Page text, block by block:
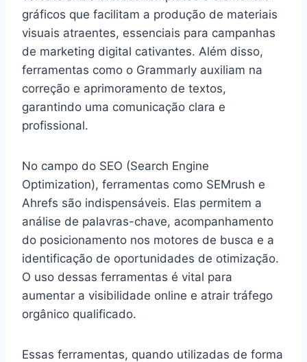
gráficos que facilitam a produção de materiais
visuais atraentes, essenciais para campanhas
de marketing digital cativantes. Além disso,
ferramentas como o Grammarly auxiliam na
correção e aprimoramento de textos,
garantindo uma comunicação clara e
profissional.
No campo do SEO (Search Engine
Optimization), ferramentas como SEMrush e
Ahrefs são indispensáveis. Elas permitem a
análise de palavras-chave, acompanhamento
do posicionamento nos motores de busca e a
identificação de oportunidades de otimização.
O uso dessas ferramentas é vital para
aumentar a visibilidade online e atrair tráfego
orgânico qualificado.
Essas ferramentas, quando utilizadas de forma